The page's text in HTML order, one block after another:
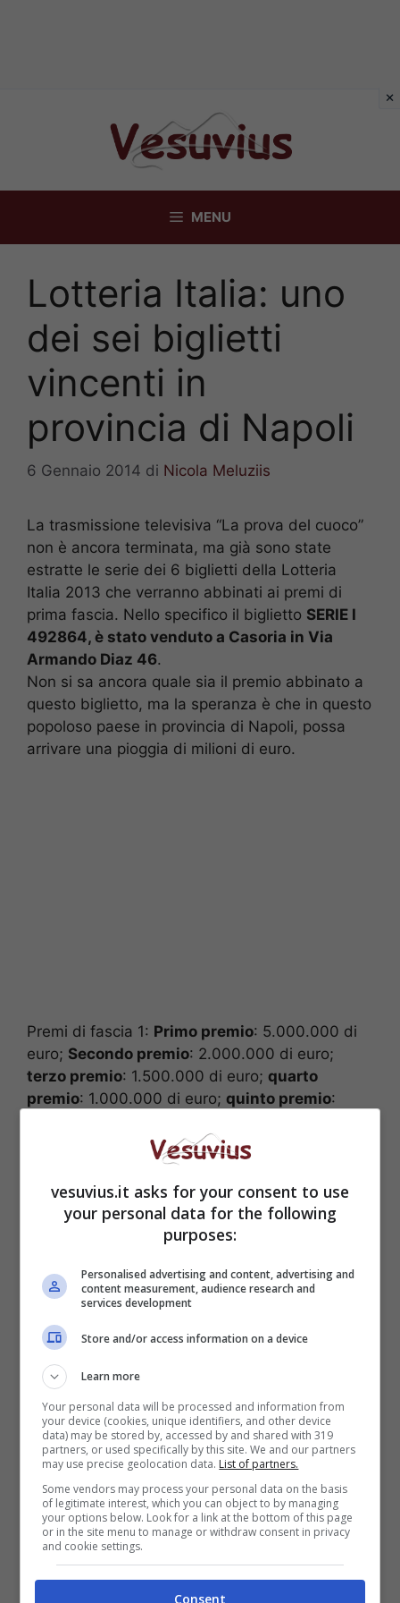
MENU
Lotteria Italia: uno
dei sei biglietti
vincenti in
provincia di Napoli
6 Gennaio 2014 di Nicola Meluziis
La trasmissione televisiva “La prova del cuoco”
non è ancora terminata, ma già sono state
estratte le serie dei 6 biglietti della Lotteria
Italia 2013 che verranno abbinati ai premi di
prima fascia. Nello specifico il biglietto SERIE I
492864, è stato venduto a Casoria in Via
Armando Diaz 46.
Non si sa ancora quale sia il premio abbinato a
questo biglietto, ma la speranza è che in questo
popoloso paese in provincia di Napoli, possa
arrivare una pioggia di milioni di euro.
Premi di fascia 1: Primo premio: 5.000.000 di
euro; Secondo premio: 2.000.000 di euro;
terzo premio: 1.500.000 di euro; quarto
premio: 1.000.000 di euro; quinto premio:
vesuvius.it asks for your consent to use
your personal data for the following
purposes:
Personalised advertising and content, advertising and
content measurement, audience research and
services development
Store and/or access information on a device
Learn more
Your personal data will be processed and information from
your device (cookies, unique identifiers, and other device
data) may be stored by, accessed by and shared with 319
partners, or used specifically by this site. We and our partners
may use precise geolocation data. List of partners.
Some vendors may process your personal data on the basis
of legitimate interest, which you can object to by managing
your options below. Look for a link at the bottom of this page
or in the site menu to manage or withdraw consent in privacy
and cookie settings.
Consent